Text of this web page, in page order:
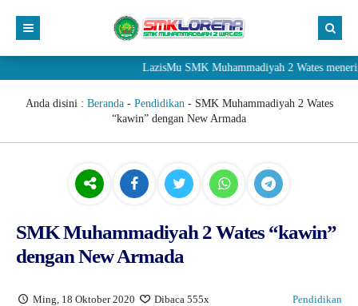
LazisMu SMK Muhammadiyah 2 Wates menerima
Anda disini : Beranda- Pendidikan- SMK Muhammadiyah 2 Wates
“kawin” dengan New Armada
SMK Muhammadiyah 2 Wates “kawin”
dengan New Armada
Ming, 18 Oktober 2020 Dibaca 555x Pendidikan